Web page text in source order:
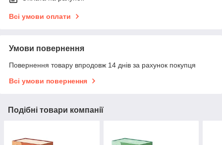
Всі умови оплати
Умови повернення
Повернення товару впродовж 14 днів за рахунок покупця
Всі умови повернення
Подібні товари компанії